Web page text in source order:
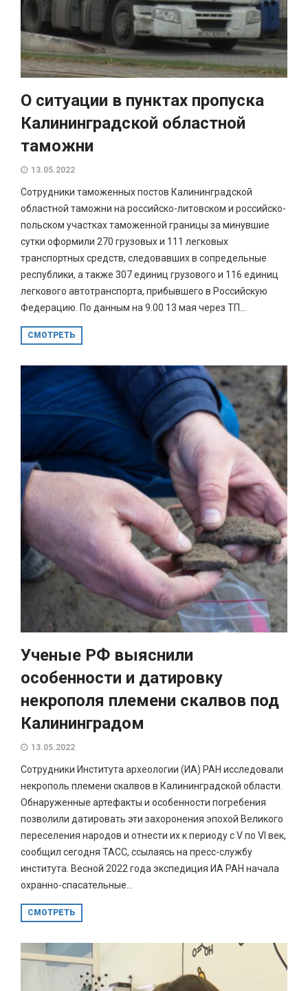
О ситуации в пунктах пропуска
Калининградской областной
таможни
13.05.2022
Сотрудники таможенных постов Калининградской
областной таможни на российско-литовском и российско-
польском участках таможенной границы за минувшие
сутки оформили 270 грузовых и 111 легковых
транспортных средств, следовавших в сопредельные
республики, а также 307 единиц грузового и 116 единиц
легкового автотранспорта, прибывшего в Российскую
Федерацию. По данным на 9.00 13 мая через ТП...
СМОТРЕТЬ
Ученые РФ выяснили
особенности и датировку
некрополя племени скалвов под
Калининградом
13.05.2022
Сотрудники Института археологии (ИА) РАН исследовали
некрополь племени скалвов в Калининградской области.
Обнаруженные артефакты и особенности погребения
позволили датировать эти захоронения эпохой Великого
переселения народов и отнести их к периоду с V по VI век,
сообщил сегодня ТАСС, ссылаясь на пресс-службу
института. Весной 2022 года экспедиция ИА РАН начала
охранно-спасательные...
СМОТРЕТЬ